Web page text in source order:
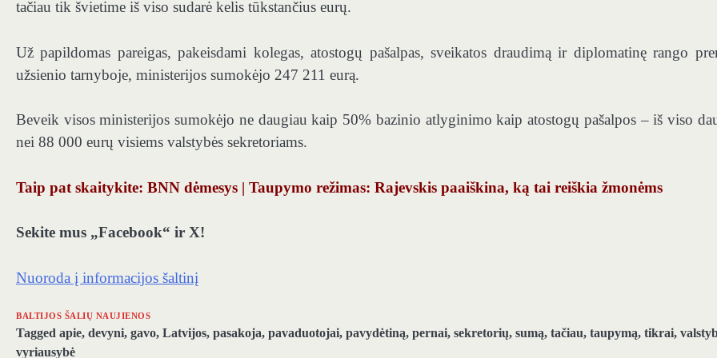
tačiau tik švietime iš viso sudarė kelis tūkstančius eurų.
Už papildomas pareigas, pakeisdami kolegas, atostogų pašalpas, sveikatos draudimą ir diplomatinę rango
užsienio tarnyboje, ministerijos sumokėjo 247 211 eurą.
Beveik visos ministerijos sumokėjo ne daugiau kaip 50% bazinio atlyginimo kaip atostogų pašalpos – iš viso
nei 88 000 eurų visiems valstybės sekretoriams.
Taip pat skaitykite: BNN dėmesys | Taupymo režimas: Rajevskis paaiškina, ką tai reiškia žmonėms
Sekite mus „Facebook“ ir X!
Nuoroda į informacijos šaltinį
BALTIJOS ŠALIŲ NAUJIENOS
Tagged apie, devyni, gavo, Latvijos, pasakoja, pavaduotojai, pavydėtiną, pernai, sekretorių, sumą, tačiau, taupymą, tikrai,
vyriausybė